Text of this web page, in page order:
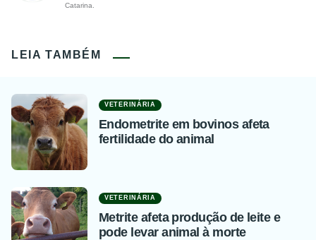
Catarina.
LEIA TAMBÉM
VETERINÁRIA
Endometrite em bovinos afeta
fertilidade do animal
VETERINÁRIA
Metrite afeta produção de leite e
pode levar animal à morte